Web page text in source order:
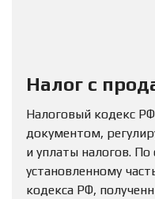
Налог с
Налоговый кодекс
документом,
и уплаты налогов.
установленному
кодекса РФ,